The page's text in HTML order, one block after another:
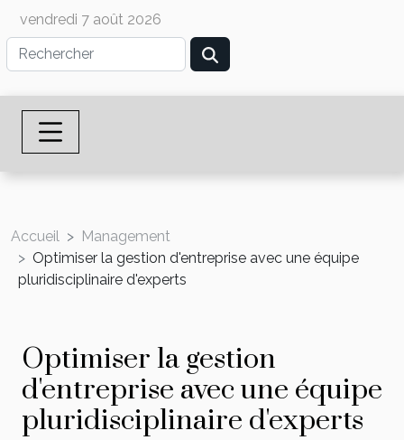
vendredi 7 août 2026
Accueil
Management
Optimiser la gestion d'entreprise avec une équipe
pluridisciplinaire d'experts
Optimiser la gestion
d'entreprise avec une équipe
pluridisciplinaire d'experts